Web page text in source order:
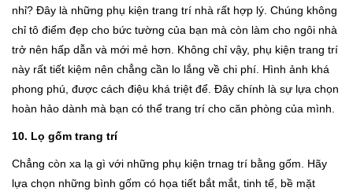
nhỉ? Đây là những phụ kiện trang trí nhà rất hợp lý. Chúng không
chỉ tô điểm đẹp cho bức tường của bạn mà còn làm cho ngôi nhà
trở nên hấp dẫn và mới mẻ hơn. Không chỉ vậy, phụ kiện trang trí
này rất tiết kiệm nên chẳng cần lo lắng về chi phí. Hình ảnh khá
phong phú, được cách điệu khá triệt để. Đây chính là sự lựa chọn
hoàn hảo dành mà bạn có thể trang trí cho căn phòng của mình.
10. Lọ gốm trang trí
Chẳng còn xa lạ gì với những phụ kiện trnag trí bằng gốm. Hãy
lựa chọn những bình gốm có họa tiết bắt mắt, tinh tế, bề mặt